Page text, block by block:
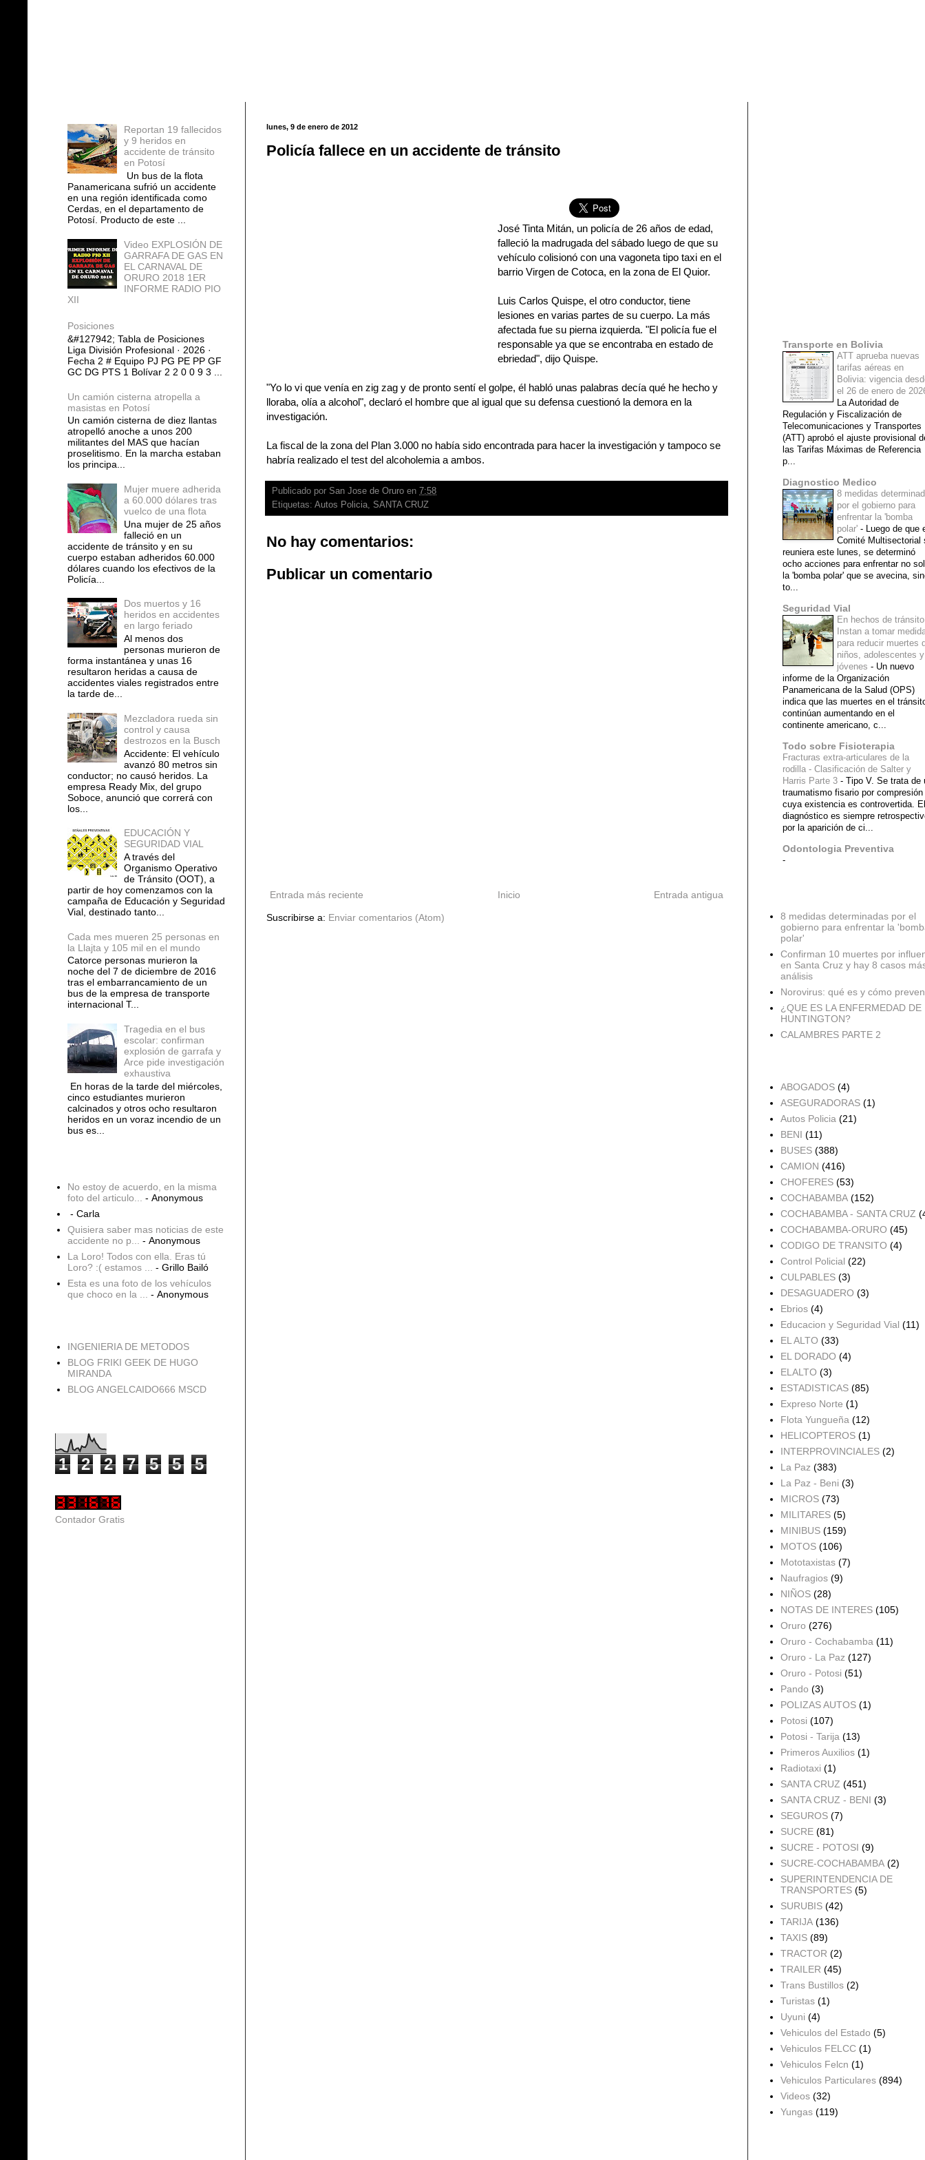
lunes, 9 de enero de 2012
Policía fallece en un accidente de tránsito
José Tinta Mitán, un policía de 26 años de edad,
falleció la madrugada del sábado luego de que su
vehículo colisionó con una vagoneta tipo taxi en el
barrio Virgen de Cotoca, en la zona de El Quior.
Luis Carlos Quispe, el otro conductor, tiene
lesiones en varias partes de su cuerpo. La más
afectada fue su pierna izquierda. "El policía fue el
responsable ya que se encontraba en estado de
ebriedad", dijo Quispe.
"Yo lo vi que venía en zig zag y de pronto sentí el golpe, él habló unas palabras decía qué he hecho y
lloraba, olía a alcohol", declaró el hombre que al igual que su defensa cuestionó la demora en la
investigación.
La fiscal de la zona del Plan 3.000 no había sido encontrada para hacer la investigación y tampoco se
habría realizado el test del alcoholemia a ambos.
Publicado por San Jose de Oruro en 7:58
Etiquetas: Autos Policia, SANTA CRUZ
No hay comentarios:
Publicar un comentario
Entrada más reciente Entrada antigua
Inicio
Suscribirse a: Enviar comentarios (Atom)
Reportan 19 fallecidos
y 9 heridos en
accidente de tránsito
en Potosí
Un bus de la flota
Panamericana sufrió un accidente
en una región identificada como
Cerdas, en el departamento de
Potosí. Producto de este ...
Video EXPLOSIÓN DE
GARRAFA DE GAS EN
EL CARNAVAL DE
ORURO 2018 1ER
INFORME RADIO PIO
XII
Posiciones
&#127942; Tabla de Posiciones
Liga División Profesional · 2026 ·
Fecha 2 # Equipo PJ PG PE PP GF
GC DG PTS 1 Bolívar 2 2 0 0 9 3 ...
Un camión cisterna atropella a
masistas en Potosí
Un camión cisterna de diez llantas
atropelló anoche a unos 200
militantes del MAS que hacían
proselitismo. En la marcha estaban
los principa...
Mujer muere adherida
a 60.000 dólares tras
vuelco de una flota
Una mujer de 25 años
falleció en un
accidente de tránsito y en su
cuerpo estaban adheridos 60.000
dólares cuando los efectivos de la
Policía...
Dos muertos y 16
heridos en accidentes
en largo feriado
Al menos dos
personas murieron de
forma instantánea y unas 16
resultaron heridas a causa de
accidentes viales registrados entre
la tarde de...
Mezcladora rueda sin
control y causa
destrozos en la Busch
Accidente: El vehículo
avanzó 80 metros sin
conductor; no causó heridos. La
empresa Ready Mix, del grupo
Soboce, anunció que correrá con
los...
EDUCACIÓN Y
SEGURIDAD VIAL
A través del
Organismo Operativo
de Tránsito (OOT), a
partir de hoy comenzamos con la
campaña de Educación y Seguridad
Vial, destinado tanto...
Cada mes mueren 25 personas en
la Llajta y 105 mil en el mundo
Catorce personas murieron la
noche del 7 de diciembre de 2016
tras el embarrancamiento de un
bus de la empresa de transporte
internacional T...
Tragedia en el bus
escolar: confirman
explosión de garrafa y
Arce pide investigación
exhaustiva
En horas de la tarde del miércoles,
cinco estudiantes murieron
calcinados y otros ocho resultaron
heridos en un voraz incendio de un
bus es...
No estoy de acuerdo, en la misma
foto del articulo...
- Anonymous
- Carla
Quisiera saber mas noticias de este
accidente no p...
- Anonymous
La Loro! Todos con ella. Eras tú
Loro? :( estamos ...
- Grillo Bailó
Esta es una foto de los vehículos
que choco en la ...
- Anonymous
INGENIERIA DE METODOS
BLOG FRIKI GEEK DE HUGO
MIRANDA
BLOG ANGELCAIDO666 MSCD
1 2 2 7 5 5 5
Contador Gratis
Transporte en Bolivia
ATT aprueba nuevas
tarifas aéreas en
Bolivia: vigencia
el 26 de enero de
La Autoridad de
Regulación y Fiscalización de
Telecomunicaciones y Transportes
(ATT) aprobó el ajuste provisional
las Tarifas Máximas de Referencia
p...
Diagnostico Medico
8 medidas
por el gobierno para
enfrentar la 'bomba
polar' - Luego de que
Comité Multisectorial
reuniera este lunes, se determinó
ocho acciones para enfrentar no
la 'bomba polar' que se avecina,
to...
Seguridad Vial
En hechos de tránsito
Instan a tomar
para reducir muertes
niños, adolescentes y
jóvenes - Un nuevo
informe de la Organización
Panamericana de la Salud (OPS)
indica que las muertes en el
continúan aumentando en el
continente americano, c...
Todo sobre Fisioterapia
Fracturas extra-articulares de la
rodilla - Clasificación de Salter y
Harris Parte 3 - Tipo V. Se trata de
traumatismo fisario por compresión
cuya existencia es controvertida. El
diagnóstico es siempre
por la aparición de ci...
Odontologia Preventiva
-
8 medidas determinadas por el
gobierno para enfrentar la
polar'
Confirman 10 muertes por
en Santa Cruz y hay 8 casos
análisis
Norovirus: qué es y cómo
¿QUE ES LA ENFERMEDAD DE
HUNTINGTON?
CALAMBRES PARTE 2
ABOGADOS (4)
ASEGURADORAS (1)
Autos Policia (21)
BENI (11)
BUSES (388)
CAMION (416)
CHOFERES (53)
COCHABAMBA (152)
COCHABAMBA - SANTA CRUZ
COCHABAMBA-ORURO (45)
CODIGO DE TRANSITO (4)
Control Policial (22)
CULPABLES (3)
DESAGUADERO (3)
Ebrios (4)
Educacion y Seguridad Vial (11)
EL ALTO (33)
EL DORADO (4)
ELALTO (3)
ESTADISTICAS (85)
Expreso Norte (1)
Flota Yungueña (12)
HELICOPTEROS (1)
INTERPROVINCIALES (2)
La Paz (383)
La Paz - Beni (3)
MICROS (73)
MILITARES (5)
MINIBUS (159)
MOTOS (106)
Mototaxistas (7)
Naufragios (9)
NIÑOS (28)
NOTAS DE INTERES (105)
Oruro (276)
Oruro - Cochabamba (11)
Oruro - La Paz (127)
Oruro - Potosi (51)
Pando (3)
POLIZAS AUTOS (1)
Potosi (107)
Potosi - Tarija (13)
Primeros Auxilios (1)
Radiotaxi (1)
SANTA CRUZ (451)
SANTA CRUZ - BENI (3)
SEGUROS (7)
SUCRE (81)
SUCRE - POTOSI (9)
SUCRE-COCHABAMBA (2)
SUPERINTENDENCIA DE
TRANSPORTES (5)
SURUBIS (42)
TARIJA (136)
TAXIS (89)
TRACTOR (2)
TRAILER (45)
Trans Bustillos (2)
Turistas (1)
Uyuni (4)
Vehiculos del Estado (5)
Vehiculos FELCC (1)
Vehiculos Felcn (1)
Vehiculos Particulares (894)
Videos (32)
Yungas (119)